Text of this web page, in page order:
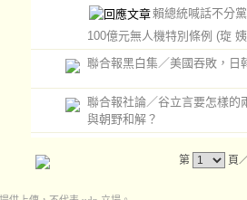
賴總統喊話不分
100億元無人機特別條例 (琁
聯合報黑白集／美國吞敗，日
聯合報社論／谷立言要怎樣的
與朝野和解？
第 頁